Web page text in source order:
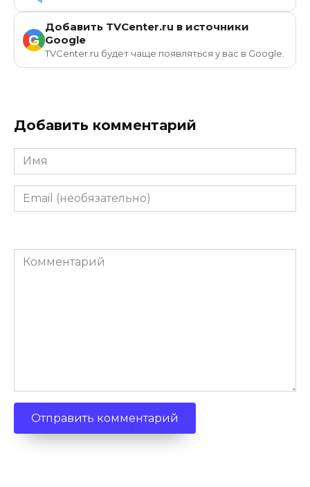
G
Добавить TVCenter.ru в источники
Google
TVCenter.ru будет чаще появляться у вас в Google.
Добавить комментарий
Имя
Email
(необязательно)
Комментарий